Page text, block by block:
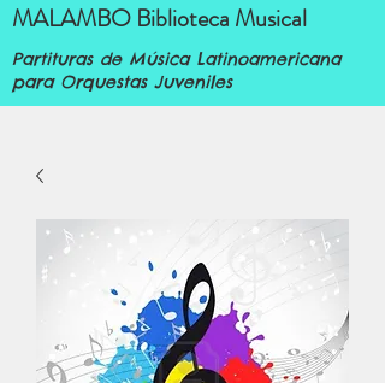
MALAMBO Biblioteca Musical
Partituras de Música Latinoamericana
para Orquestas Juveniles